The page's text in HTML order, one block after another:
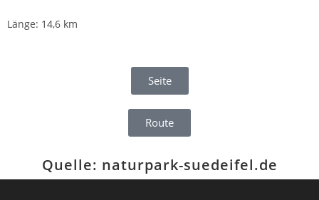
Länge: 14,6 km
Seite
Route
Quelle: naturpark-suedeifel.de